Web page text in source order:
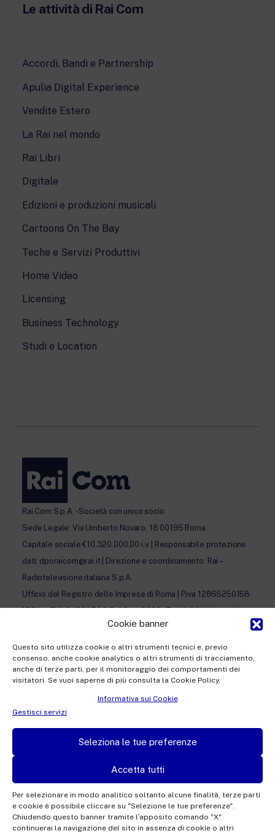
Cookie banner
Questo sito utilizza cookie o altri strumenti tecnici e, previo
consenso, anche cookie analytics o altri strumenti di tracciamento,
anche di terze parti, per il monitoraggio dei comportamenti dei
visitatori. Se vuoi saperne di più consulta la Cookie Policy.
Informativa sui Cookie
Gestisci servizi
Seleziona le tue preferenze
Accetta tutti
Per selezionare in modo analitico soltanto alcune finalità, terze parti
e cookie è possibile cliccare su "Selezione le tue preferenze".
Chiudendo questo banner tramite l′apposito comando "X"
continuerai la navigazione del sito in assenza di cookie o altri
Le attività di Rai Com
Accordi, Bandi e Partnership
Apulia Digital Experience
Vendite Estero
La Rai nel mondo
Rai Libri
Digitale
Edizioni e produzioni musicali
Cartoons On The Bay
Teche e Servizi Produttivi
Home Video
Licensing
Business Technology
Studi e Location
Rai Com S.p.A. - Società con unico socio
Sede Legale: Via Umberto Novaro, 18 00195 Roma
Capitale sociale €10.320.000,00 i.v. | Responsabile protezione
dati: dporaicom@rai.it | Direzione e coordinamento: Rai –
Radiotelevisione italiana S.p.A.
Ufficio del Registro delle Imprese di Roma | P.iva 12865250158
| REA n. RM- 949207 | © Rai Com 2026 - Tutti i diritti riservati
Facebook Twitter Instagram Linkedin
Privacy Policy
This site is protected by reCAPTCHA and the GooglePrivacy PolicyandTerms of
Serviceapply.